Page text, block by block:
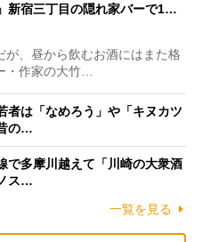
新宿三丁目の隠れ家バーで1…
、昼から飲むお酒にはまた格
作家の大竹…
者は「なめろう」や「キヌカツ
の…
で多摩川越えて「川崎の大衆酒
ス…
一覧を見る